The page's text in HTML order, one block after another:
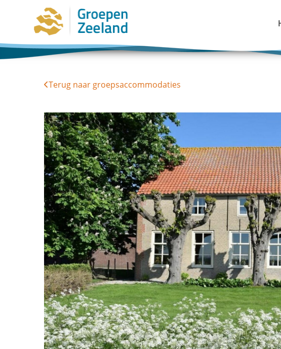
Terug naar groepsaccommodaties